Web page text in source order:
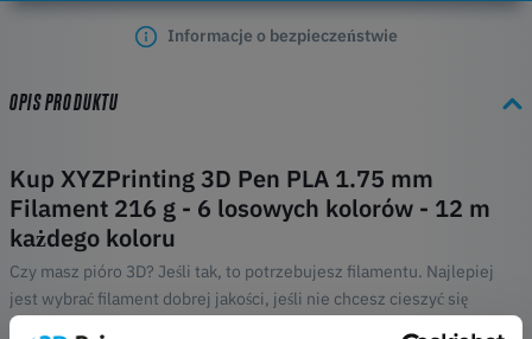
Informacje o bezpieczeństwie
OPIS PRODUKTU
Kup XYZPrinting 3D Pen PLA 1.75 mm
Filament 216 g - 6 losowych kolorów - 12 m
każdego koloru
Czy masz pióro 3D? Jeśli tak, to potrzebujesz filamentu. Najlepiej
jest wybrać filament dobrej jakości, jeśli nie chcesz cieszyć się
uciążliwym rysowaniem 3D za pomocą pióra. Kup teraz filament PLA